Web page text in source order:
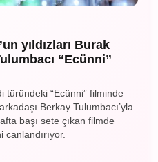
yıldızları Burak
“Ecünni”
türündeki “Ecünni” filminde
Berkay Tulumbacı’yla
başı sete çıkan filmde
canlandırıyor.